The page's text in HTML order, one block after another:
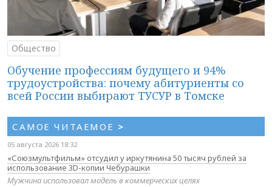
Общество
Обучение профессиям будущего и 94%
трудоустройства: почему абитуриенты со
всей России выбирают ТУСУР в Томске
САМОЕ ЧИТАЕМОЕ >
05 августа 2026 18:32
«Союзмультфильм» отсудил у иркутянина 50 тысяч рублей за
использование 3D-копии Чебурашки
Мужчина использовал модель в коммерческих целях